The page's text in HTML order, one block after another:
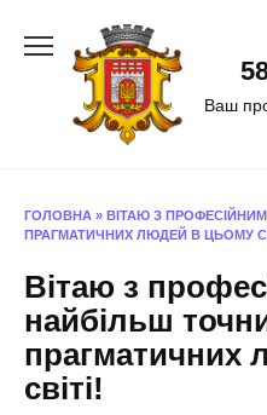
Ваш
ГОЛОВНА » ВІТАЮ З
ПРАГМАТИЧНИХ ЛЮДЕЙ В ЦЬОМУ
Вітаю з
найбільш
прагматичних
світі!